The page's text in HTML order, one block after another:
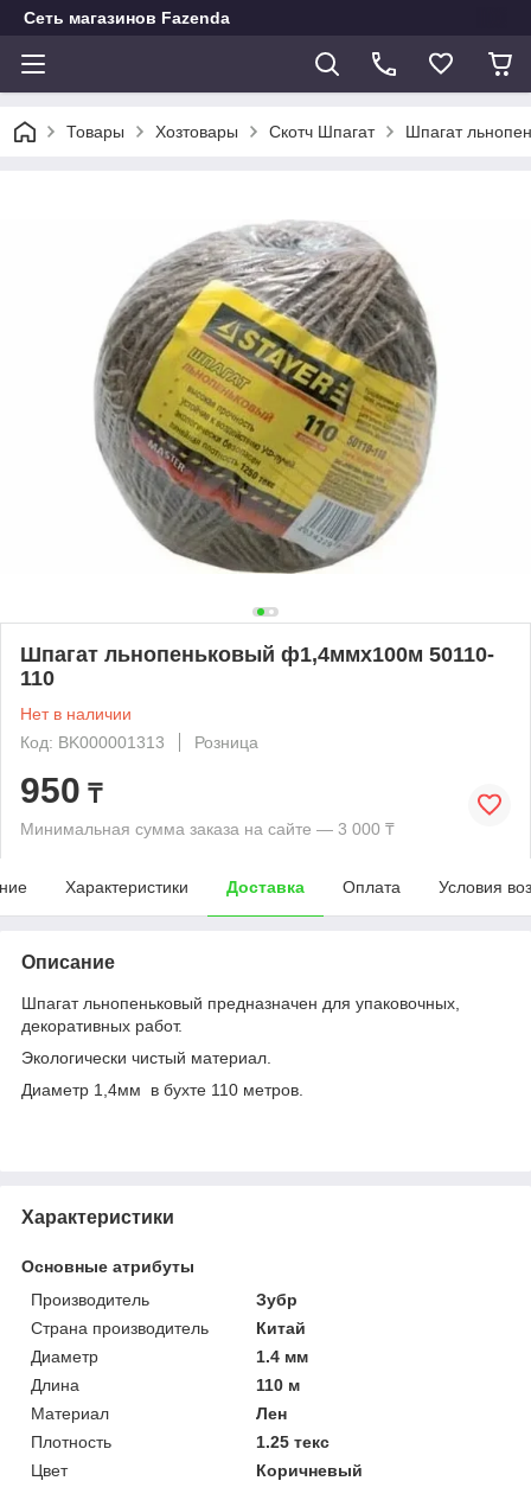
Сеть магазинов Fazenda
Товары Хозтовары Скотч Шпагат Шпагат
Шпагат льнопеньковый ф1,4ммх100м 50110-
110
Нет в наличии
Код: BK000001313
Розница
950 ₸
Минимальная сумма заказа на сайте — 3 000 ₸
Характеристики Доставка Оплата Условия
Описание
Шпагат льнопеньковый предназначен для упаковочных,
декоративных работ.
Экологически чистый материал.
Диаметр 1,4мм в бухте 110 метров.
Характеристики
Основные атрибуты
Производитель
Зубр
Страна производитель
Китай
Диаметр
1.4 мм
Длина
110 м
Материал
Лен
Плотность
1.25 текс
Цвет
Коричневый